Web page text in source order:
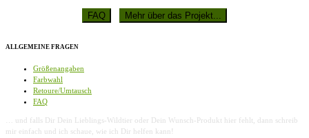
ALLGEMEINE FRAGEN
Größenangaben
Farbwahl
Retoure/Umtausch
FAQ
… und falls Dir Dein Lieblings-Wildtier oder Dein Wunsch-Produkt hier fehlt, dann schreib
mir einfach und ich schaue, wie ich Dir helfen kann!